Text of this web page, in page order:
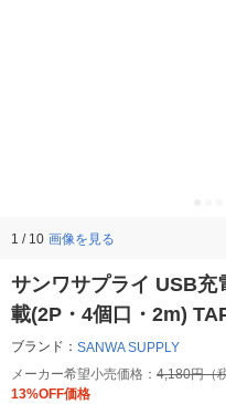
1 / 10 画像を見る
サンワサプライ USB充
載(2P・4個口・2m)
ブランド： SANWA SUPPLY
メーカー希望小売価格： 4,180円（
13%OFF価格